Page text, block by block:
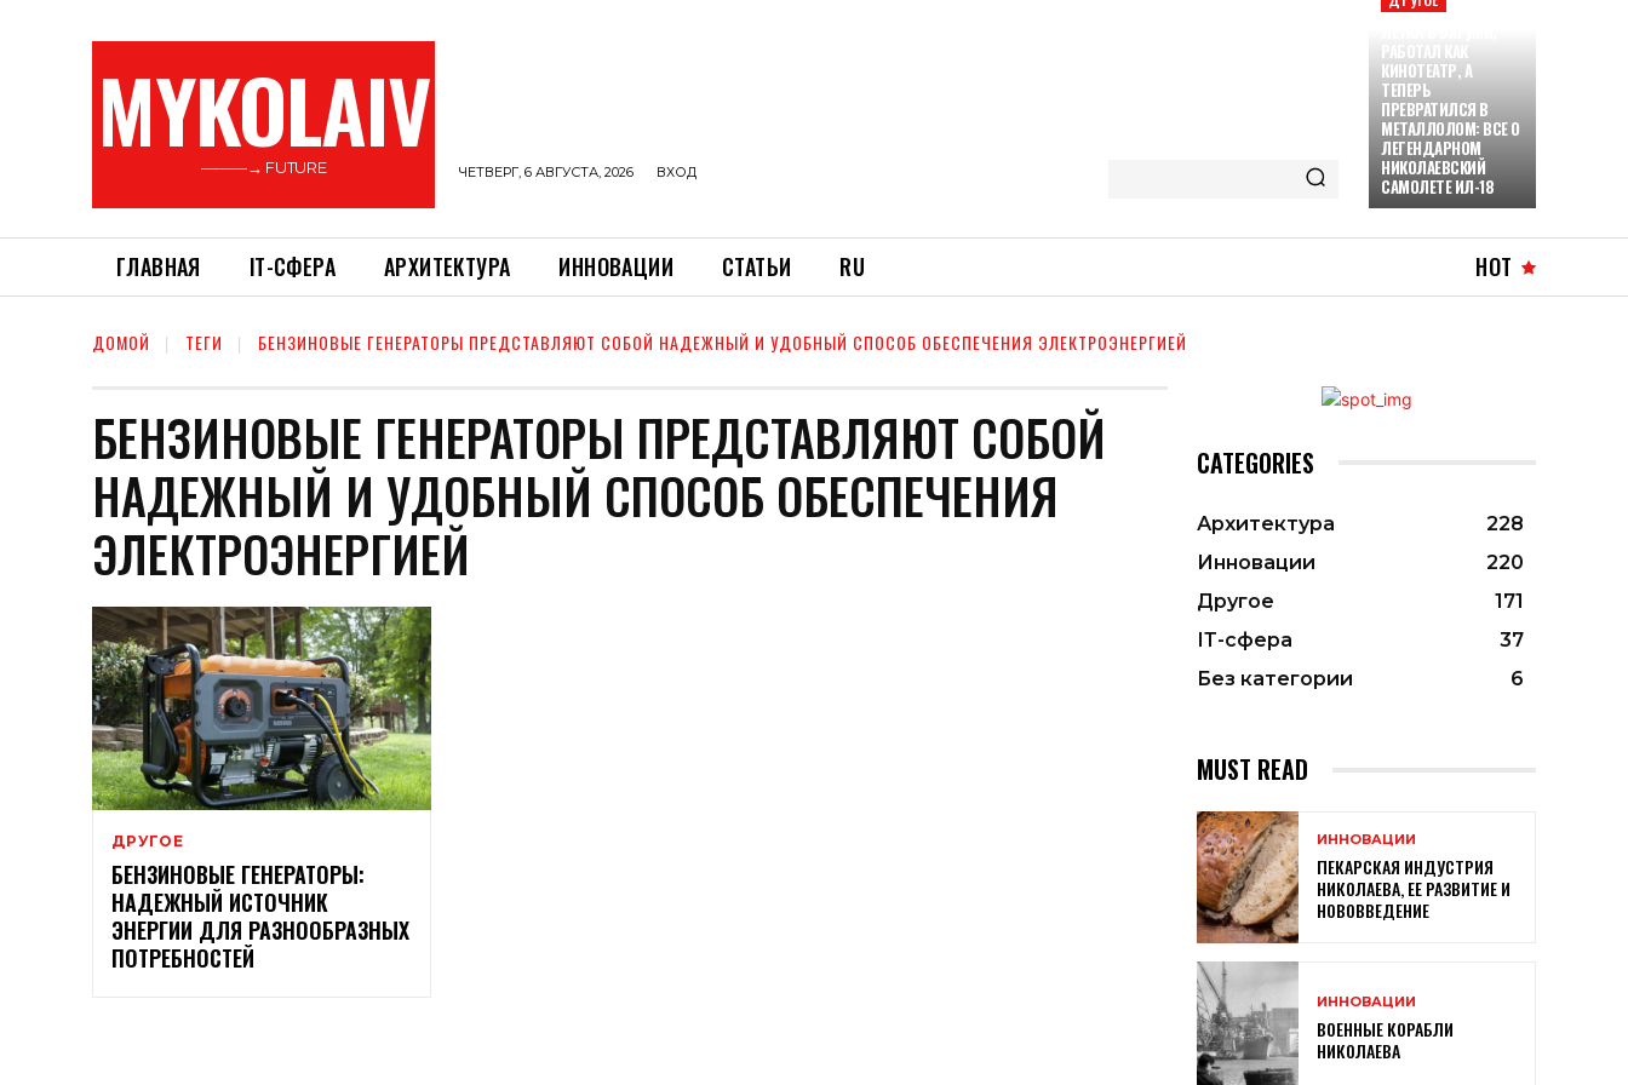
MYKOLAIV
———→ FUTURE ЧЕТВЕРГ, 6 АВГУСТА, 2026 ВХОД
РАБОТАЛ КАК
КИНОТЕАТР, А
ТЕПЕРЬ
ПРЕВРАТИЛСЯ В
МЕТАЛЛОЛОМ: ВСЕ О
ЛЕГЕНДАРНОМ
НИКОЛАЕВСКИЙ
САМОЛЕТЕ ИЛ-18
ГЛАВНАЯ ІТ-СФЕРА АРХИТЕКТУРА ИННОВАЦИИ СТАТЬИ RU HOT
ДОМОЙ ТЕГИ БЕНЗИНОВЫЕ ГЕНЕРАТОРЫ ПРЕДСТАВЛЯЮТ СОБОЙ НАДЕЖНЫЙ И УДОБНЫЙ СПОСОБ ОБЕСПЕЧЕНИЯ ЭЛЕКТРОЭНЕРГИЕЙ
БЕНЗИНОВЫЕ ГЕНЕРАТОРЫ ПРЕДСТАВЛЯЮТ СОБОЙ
НАДЕЖНЫЙ И УДОБНЫЙ СПОСОБ ОБЕСПЕЧЕНИЯ
ЭЛЕКТРОЭНЕРГИЕЙ
ДРУГОЕ
БЕНЗИНОВЫЕ ГЕНЕРАТОРЫ:
НАДЕЖНЫЙ ИСТОЧНИК
ЭНЕРГИИ ДЛЯ РАЗНООБРАЗНЫХ
ПОТРЕБНОСТЕЙ
CATEGORIES
Архитектура
228
Инновации
220
Другое
171
ІТ-сфера
37
Без категории
6
MUST READ
ИННОВАЦИИ
ПЕКАРСКАЯ ИНДУСТРИЯ
НИКОЛАЕВА, ЕЕ РАЗВИТИЕ И
НОВОВВЕДЕНИЕ
ИННОВАЦИИ
ВОЕННЫЕ КОРАБЛИ
НИКОЛАЕВА